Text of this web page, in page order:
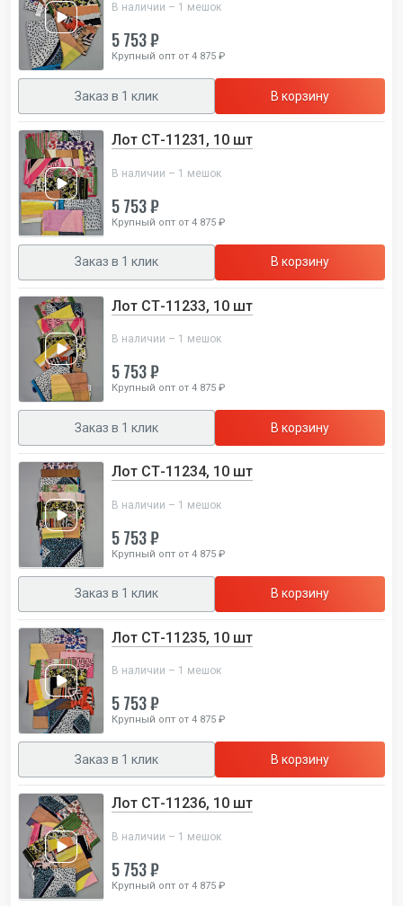
В наличии – 1 мешок
5 753 ₽
Крупный опт от 4 875 ₽
Заказ в 1 клик В корзину
Лот СТ-11231, 10 шт
В наличии – 1 мешок
5 753 ₽
Крупный опт от 4 875 ₽
Заказ в 1 клик В корзину
Лот СТ-11233, 10 шт
В наличии – 1 мешок
5 753 ₽
Крупный опт от 4 875 ₽
Заказ в 1 клик В корзину
Лот СТ-11234, 10 шт
В наличии – 1 мешок
5 753 ₽
Крупный опт от 4 875 ₽
Заказ в 1 клик В корзину
Лот СТ-11235, 10 шт
В наличии – 1 мешок
5 753 ₽
Крупный опт от 4 875 ₽
Заказ в 1 клик В корзину
Лот СТ-11236, 10 шт
В наличии – 1 мешок
5 753 ₽
Крупный опт от 4 875 ₽